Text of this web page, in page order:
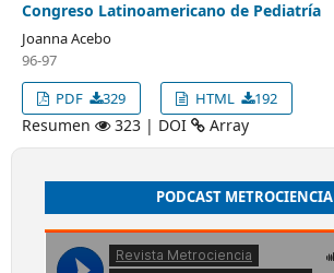
Congreso Latinoamericano de Pediatría
Joanna Acebo
96-97
PDF
329 HTML 192
Resumen 323 | DOI Array
PODCAST METROCIENCIA